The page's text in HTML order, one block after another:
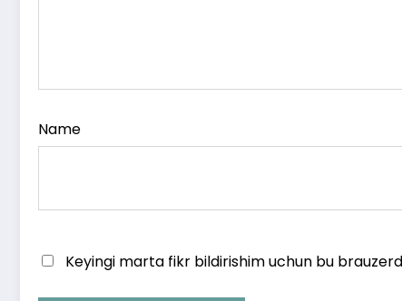
Name
Keyingi marta fikr bildirishim uchun bu